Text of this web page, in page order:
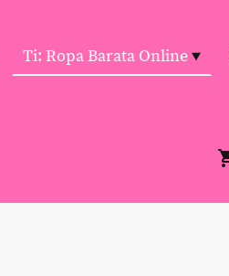
Ti: Ropa Barata Online